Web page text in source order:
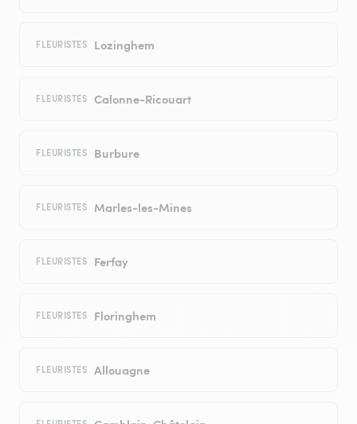
FLEURISTES Lozinghem
FLEURISTES Calonne-Ricouart
FLEURISTES Burbure
FLEURISTES Marles-les-Mines
FLEURISTES Ferfay
FLEURISTES Floringhem
FLEURISTES Allouagne